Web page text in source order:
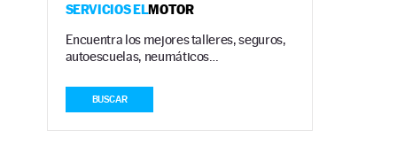
SERVICIOS ELMOTOR
Encuentra los mejores talleres, seguros,
autoescuelas, neumáticos…
BUSCAR